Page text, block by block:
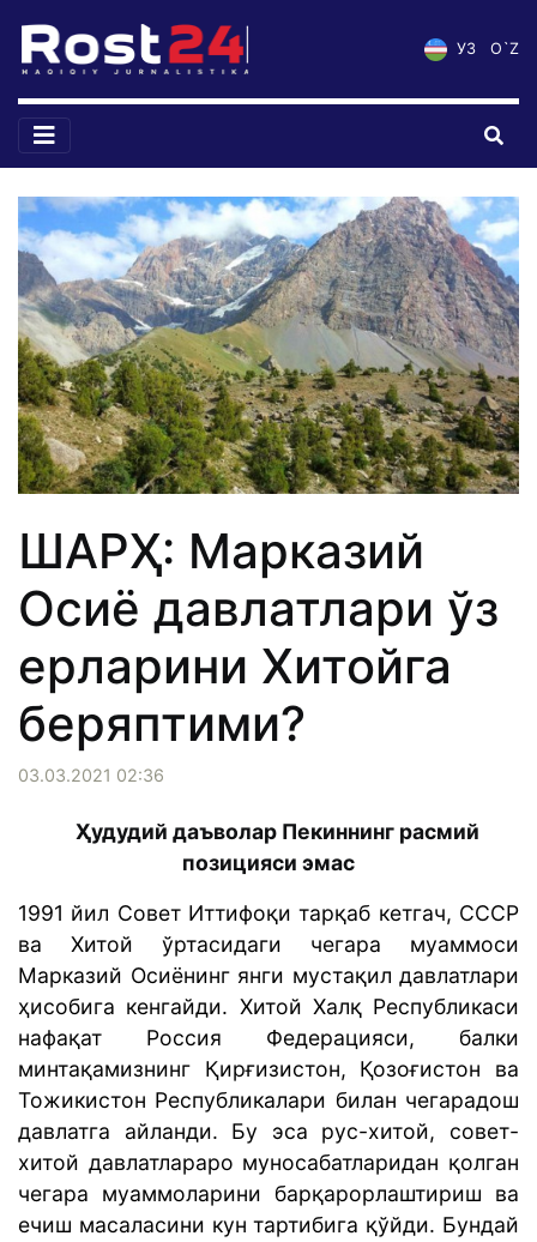
УЗ O`Z
ШАРҲ: Марказий
Осиё давлатлари ўз
ерларини Хитойга
беряптими?
03.03.2021 02:36
Ҳудудий даъволар Пекиннинг расмий
позицияси эмас
1991 йил Совет Иттифоқи тарқаб кетгач, СССР
ва Хитой ўртасидаги чегара муаммоси
Марказий Осиёнинг янги мустақил давлатлари
ҳисобига кенгайди. Хитой Халқ Республикаси
нафақат Россия Федерацияси, балки
минтақамизнинг Қирғизистон, Қозоғистон ва
Тожикистон Республикалари билан чегарадош
давлатга айланди. Бу эса рус-хитой, совет-
хитой давлатлараро муносабатларидан қолган
чегара муаммоларини барқарорлаштириш ва
ечиш масаласини кун тартибига қўйди. Бундай